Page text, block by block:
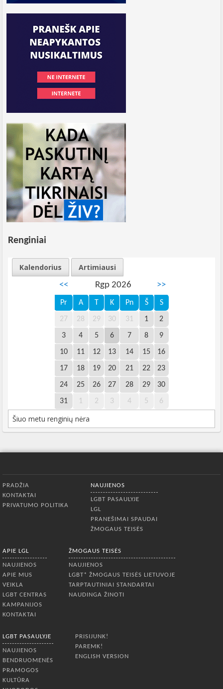
Renginiai
Kalendorius
Artimiausi
<<
Rgp 2026 >>
Pr A T K Pn Š S
27 28 29 30 31 1 2
3 4 5 6 7 8 9
10 11 12 13 14 15 16
17 18 19 20 21 22 23
24 25 26 27 28 29 30
31 1 2 3 4 5 6
Šiuo metu renginių nėra
PRADŽIA
KONTAKTAI
PRIVATUMO POLITIKA
NAUJIENOS
LGBT PASAULYJE
LGL
PRANEŠIMAI SPAUDAI
ŽMOGAUS TEISĖS
APIE LGL
NAUJIENOS
APIE MUS
VEIKLA
LGBT CENTRAS
KAMPANIJOS
KONTAKTAI
ŽMOGAUS TEISĖS
NAUJIENOS
LGBT* ŽMOGAUS TEISĖS LIETUVOJE
TARPTAUTINIAI STANDARTAI
NAUDINGA ŽINOTI
LGBT PASAULYJE
NAUJIENOS
BENDRUOMENĖS
PRAMOGOS
KULTŪRA
PRISIJUNK!
PAREMK!
ENGLISH VERSION